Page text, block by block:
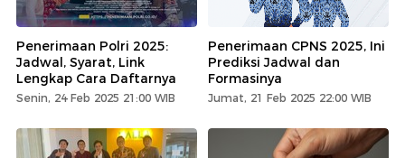
Penerimaan Polri 2025:
Jadwal, Syarat, Link
Lengkap Cara Daftarnya
Senin, 24 Feb 2025 21:00 WIB
Penerimaan CPNS 2025, Ini
Prediksi Jadwal dan
Formasinya
Jumat, 21 Feb 2025 22:00 WIB